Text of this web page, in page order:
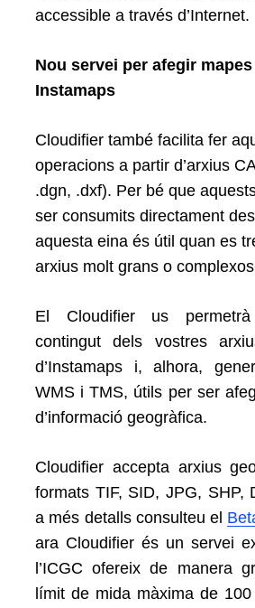
accessible a través d’Internet.
Nou servei per afegir
Instamaps
Cloudifier també facilita fer
operacions a partir d’arxius
.dgn, .dxf). Per bé que
ser consumits directament des
aquesta eina és útil quan es
arxius molt grans o
El Cloudifier us
contingut dels vostres
d’Instamaps i, alhora,
WMS i TMS, útils per ser
d’informació geogràfica.
Cloudifier accepta arxius
formats TIF, SID, JPG, SHP,
a més detalls consulteu el
ara Cloudifier és un servei
l’ICGC ofereix de manera
límit de mida màxima de